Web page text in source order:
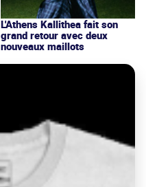
L'Athens Kallithea fait son
grand retour avec deux
nouveaux maillots